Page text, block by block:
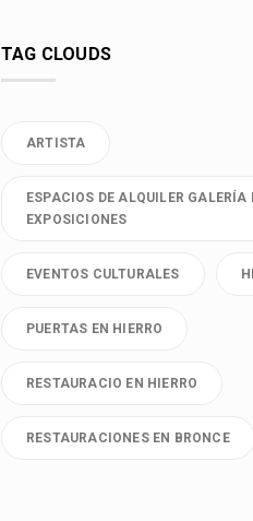
TAG CLOUDS
ARTISTA
ESPACIOS DE ALQUILER GALERÍA
EXPOSICIONES
EVENTOS CULTURALES
PUERTAS EN HIERRO
RESTAURACIO EN HIERRO
RESTAURACIONES EN BRONCE